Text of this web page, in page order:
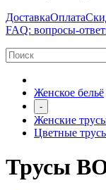
ДоставкаОплата
FAQ: вопросы-
Женское бельё
-
Женские
Цветные
Трусы